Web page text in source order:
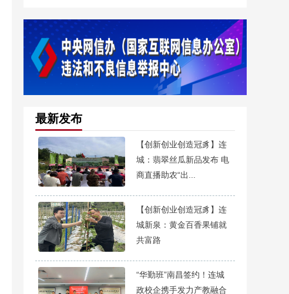
最新发布
【创新创业创造冠豸】连
城：翡翠丝瓜新品发布 电
商直播助农“出...
【创新创业创造冠豸】连
城新泉：黄金百香果铺就
共富路
“华勤班”南昌签约！连城
政校企携手发力产教融合